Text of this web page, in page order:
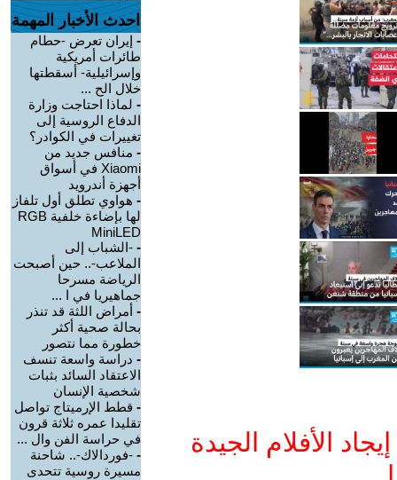
الأفلام الجيدة
احدث الأخبار المهمة
- إيران تعرض -حطام
طائرات أمريكية
وإسرائيلية- أسقطتها
خلال الح ...
- لماذا احتاجت وزارة
الدفاع الروسية إلى
تغييرات في الكوادر؟
- منافس جديد من
Xiaomi في أسواق
أجهزة أندرويد
- هواوي تطلق أول تلفاز
لها بإضاءة خلفية RGB
MiniLED
- -الشباب إلى
الملاعب-.. حين أصبحت
الرياضة مسرحا
جماهيريا في ا ...
- أمراض اللثة قد تنذر
بحالة صحية أكثر
خطورة مما نتصور
- دراسة واسعة تنسف
الاعتقاد السائد بثبات
شخصية الإنسان
- قطط الإرميتاج تواصل
تقليدا عمره ثلاثة قرون
في حراسة الفن وال ...
- -فوردالاك-.. شاحنة
مسيرة روسية تتحدى